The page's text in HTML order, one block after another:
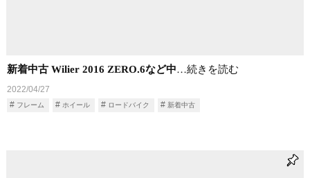
新着中古 Wilier 2016 ZERO.6など中…続きを読む
2022/04/27
フレーム ホイール ロードバイク 新着中古